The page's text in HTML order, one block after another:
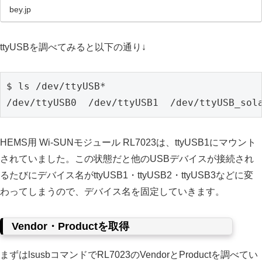
bey.jp
ttyUSBを調べてみると以下の通り↓
$ ls /dev/ttyUSB*
HEMS用 Wi-SUNモジュール RL7023は、ttyUSB1にマウント
されていました。この状態だと他のUSBデバイスが接続され
るたびにデバイス名がttyUSB1・ttyUSB2・ttyUSB3などに変
わってしまうので、デバイス名を固定していきます。
Vendor・Productを取得
まずはlsusbコマンドでRL7023のVendorとProductを調べてい